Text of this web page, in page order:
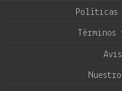
Políticas